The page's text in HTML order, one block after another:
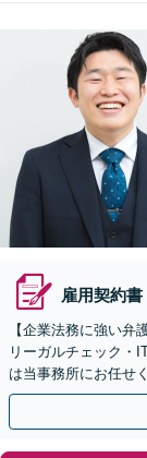
雇用契約
【企業法務に強い弁
リーガルチェック・
は当事務所にお任せ
応】